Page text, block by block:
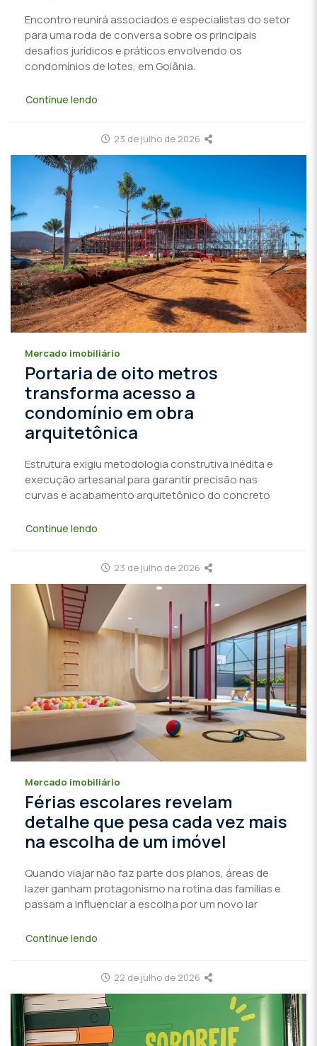
Encontro reunirá associados e especialistas do setor
para uma roda de conversa sobre os principais
desafios jurídicos e práticos envolvendo os
condomínios de lotes, em Goiânia.
Continue lendo
23 de julho de 2026
Mercado imobiliário
Portaria de oito metros
transforma acesso a
condomínio em obra
arquitetônica
Estrutura exigiu metodologia construtiva inédita e
execução artesanal para garantir precisão nas
curvas e acabamento arquitetônico do concreto
Continue lendo
23 de julho de 2026
Mercado imobiliário
Férias escolares revelam
detalhe que pesa cada vez mais
na escolha de um imóvel
Quando viajar não faz parte dos planos, áreas de
lazer ganham protagonismo na rotina das famílias e
passam a influenciar a escolha por um novo lar
Continue lendo
22 de julho de 2026